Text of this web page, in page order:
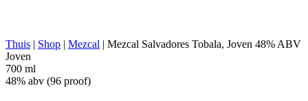
Thuis | Shop | Mezcal | Mezcal Salvadores Tobala, Joven 48% ABV
Joven
700 ml
48% abv (96 proof)